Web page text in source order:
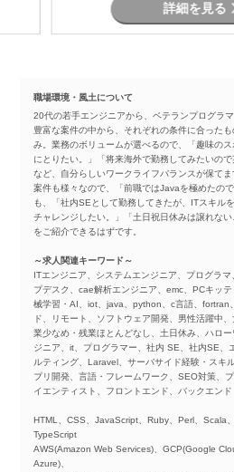
詳細を見る
職場環境・風土について
20代の若手エンジニアから、ベテランプログラ
豊富な案件の中から、それぞれの条件に合った
み。業務のボリュームが選べるので、「趣味の
にとりたい。」「将来海外で勤務してみたいの
など、自分らしいワークライフバランスが保てま
案件も様々なので、「前職ではJavaを極めたの
も、「社内SEとして勤務してきたが、ITスキル
チャレンジしたい。」「土日祝日休みは譲れな
をご紹介できるはずです。
～求人関連キーワード～
ITエンジニア、システムエンジニア、プログラ
プデスク、cae解析エンジニア、emc、PCキッ
械学習・AI、iot、java、python、c言語、fortran
ド、リモート、ソフトウェア開発、男性活躍中
業少なめ・残業ほとんどなし、土日休み、ハロ
ジニア、it、プログラマー、社内 SE、社内SE、
ルティング、Laravel、サーバサイド経験・スキ
プリ開発、言語・フレームワーク、SEO対策、
イエンティスト、フロントエンド、バックエンド
HTML、CSS、JavaScript、Ruby、Perl、Scala
TypeScript
AWS(Amazon Web Services)、GCP(Google
Azure)、